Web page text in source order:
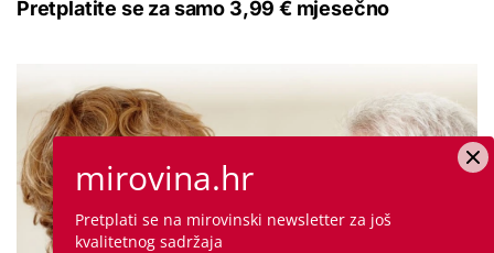
Pretplatite se za samo 3,99 € mjesečno
mirovina.hr
Pretplati se na mirovinski newsletter za još
kvalitetnog sadržaja